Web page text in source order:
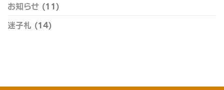
お知らせ (11)
迷子札 (14)